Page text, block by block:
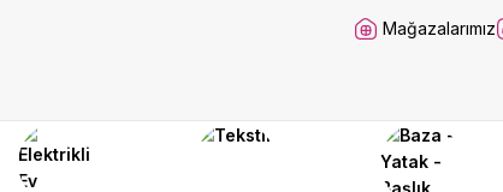
Mağazalarımız